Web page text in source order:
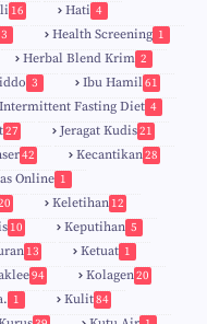
16 Hati 4
3 Health Screening 1
Herbal Blend Krim 2
3 Ibu Hamil61
Intermittent Fasting Diet 4
27 Jeragat Kudis21
42 Kecantikan28
Online 1
Keletihan 12
10 Keputihan 5
13 Ketuat 1
94 Kolagen20
1 Kulit84